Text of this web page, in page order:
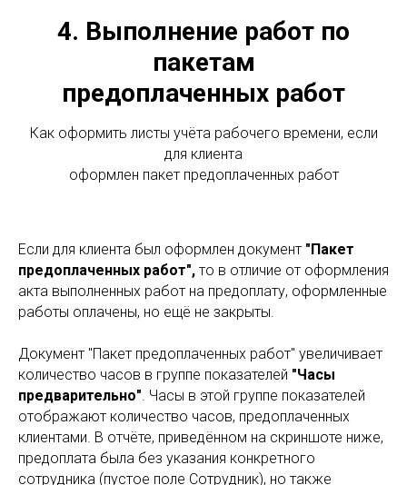
4. Выполнение работ по
пакетам
предоплаченных работ
Как оформить листы учёта рабочего времени, если
для клиента
оформлен пакет предоплаченных работ
Если для клиента был оформлен документ "Пакет
предоплаченных работ", то в отличие от оформления
акта выполненных работ на предоплату, оформленные
работы оплачены, но ещё не закрыты.
Документ "Пакет предоплаченных работ" увеличивает
количество часов в группе показателей "Часы
предварительно" . Часы в этой группе показателей
отображают количество часов, предоплаченных
клиентами. В отчёте, приведённом на скриншоте ниже,
предоплата была без указания конкретного
сотрудника (пустое поле Сотрудник), но также